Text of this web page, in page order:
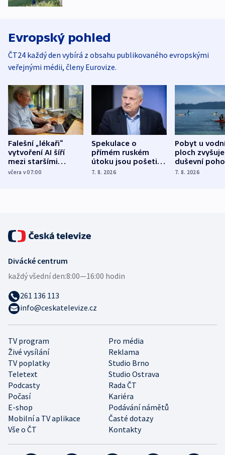
Evropský pohled
ČT24 každý den vybírá z obsahu publikovaného evropskými
veřejnými médii, členy Eurovize.
Falešní „lékaři“
vytvoření AI šíří
mezi staršími
Poláky nebezpečné
včera v 07:00
Spekulace o
přímém ruském
útoku jsou pošetilé,
míní estonský
7. 8. 2026
Pobyt u
ploch zvyšuje
duševní
ukázala
7. 8. 2026
TV program
Pro média
Živé vysílání
Reklama
TV poplatky
Studio Brno
Teletext
Studio Ostrava
Podcasty
Rada ČT
Počasí
Kariéra
E-shop
Podávání námětů
Mobilní a TV aplikace
Časté dotazy
Vše o ČT
Kontakty
Divácké centrum
každý všední den:8:00—16:00 hodin
261 136 113
info@ceskatelevize.cz